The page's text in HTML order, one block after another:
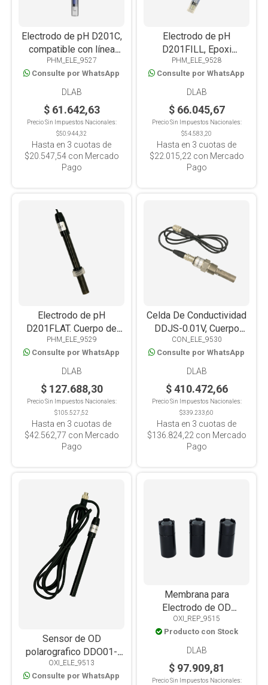
Electrodo de pH D201C,
compatible con línea
Portátil y Mesada
PHM_ELE_9527
Consulte por WhatsApp
DLAB
$ 61.642,63
Precio Sin Impuestos Nacionales:
$50.944,32
Hasta en 3 cuotas de
$20.547,54con Mercado
Pago
Electrodo de pH
D201FILL, Epoxi
rellenable, Línea
Mesada/Portátil
PHM_ELE_9528
Consulte por WhatsApp
DLAB
$ 66.045,67
Precio Sin Impuestos Nacionales:
$54.583,20
Hasta en 3 cuotas de
$22.015,22 con Mercado
Pago
Electrodo de pH
D201FLAT. Cuerpo de
epoxi. Punta plana.
Conector BNC.
Compatible con equipos
de Mesada y Portátiles
PHM_ELE_9529
Consulte por WhatsApp
DLAB
$ 127.688,30
Precio Sin Impuestos Nacionales:
$105.527,52
Hasta en 3 cuotas de
$42.562,77 con Mercado
Pago
Celda De Conductividad
DDJS-0.01V, Cuerpo
Vidrio, Apto Ultra Baja
Conductividad,
Compatible Con Línea
Mesada Y Portátil
CON_ELE_9530
Consulte por WhatsApp
DLAB
$ 410.472,66
Precio Sin Impuestos Nacionales:
$339.233,60
Hasta en 3 cuotas de
$136.824,22 con Mercado
Pago
Sensor de OD
polarografico DDO01-
2m-h, compatible con
DDO10, DCPD10
OXI_ELE_9513
Consulte por WhatsApp
Membrana para
Electrodo de OD
polarográfico Mod.
DO01-2M. Pack x 3
unidades para sonda
DO01-2M-H
OXI_REP_9515
Producto con Stock
DLAB
$ 97.909,81
Precio Sin Impuestos Nacionales: